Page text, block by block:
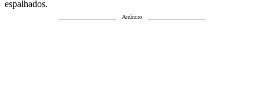
espalhados.
Anúncio